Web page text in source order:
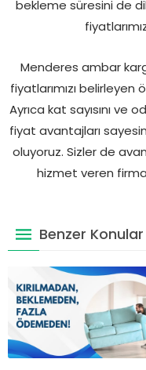
bekleme süresini de
Menderes ambar
fiyatlarımızı belirleyen
Ayrıca kat sayısını ve
fiyat avantajları
oluyoruz. Sizler de
hizmet veren
Benzer Konular